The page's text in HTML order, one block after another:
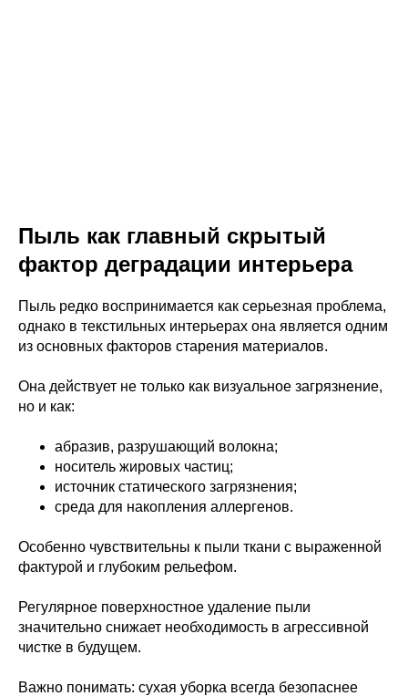
Пыль как главный скрытый
фактор деградации интерьера
Пыль редко воспринимается как серьезная проблема,
однако в текстильных интерьерах она является одним
из основных факторов старения материалов.
Она действует не только как визуальное загрязнение,
но и как:
абразив, разрушающий волокна;
носитель жировых частиц;
источник статического загрязнения;
среда для накопления аллергенов.
Особенно чувствительны к пыли ткани с выраженной
фактурой и глубоким рельефом.
Регулярное поверхностное удаление пыли
значительно снижает необходимость в агрессивной
чистке в будущем.
Важно понимать: сухая уборка всегда безопаснее